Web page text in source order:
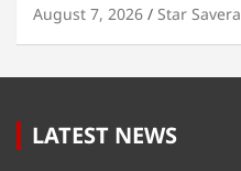
August 7, 2026 Star Savera
LATEST NEWS